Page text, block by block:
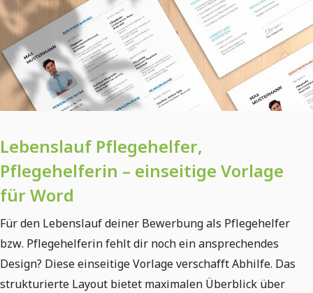
Lebenslauf Pflegehelfer,
Pflegehelferin – einseitige Vorlage
für Word
Für den Lebenslauf deiner Bewerbung als Pflegehelfer
bzw. Pflegehelferin fehlt dir noch ein ansprechendes
Design? Diese einseitige Vorlage verschafft Abhilfe. Das
strukturierte Layout bietet maximalen Überblick über